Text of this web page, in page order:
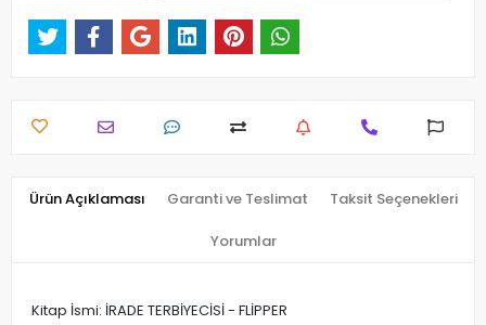
Ürün Açıklaması Garanti ve Teslimat Taksit Seçenekleri
Yorumlar
Kitap İsmi: İRADE TERBİYECİSİ - FLİPPER